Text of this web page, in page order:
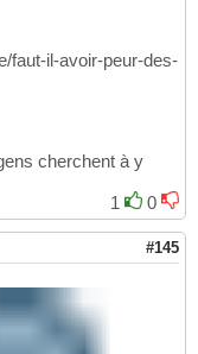
faut-il-avoir-peur-des-
cherchent à y
1
0
#145